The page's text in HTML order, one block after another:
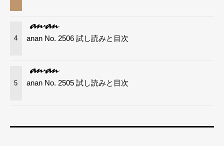
4 anan No. 2506 試し読みと目次
5 anan No. 2505 試し読みと目次